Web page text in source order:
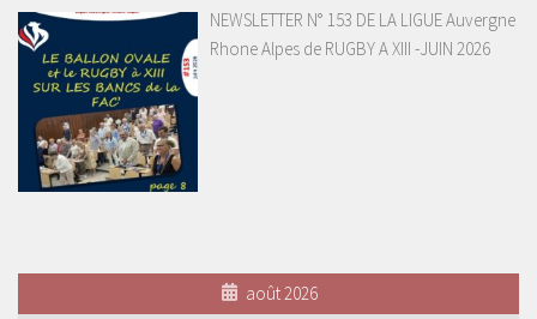
NEWSLETTER N° 153 DE LA LIGUE Auvergne
Rhone Alpes de RUGBY A XIII -JUIN 2026
août 2026